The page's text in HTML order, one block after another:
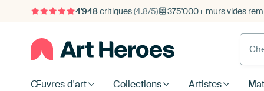
4'948critiques(4.8/5) 375'000+ murs vides
Œuvres d'art Collections Artistes